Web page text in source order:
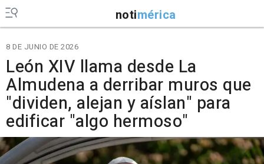
notimérica
8 DE JUNIO DE 2026
León XIV llama desde La
Almudena a derribar muros que
"dividen, alejan y aíslan" para
edificar "algo hermoso"